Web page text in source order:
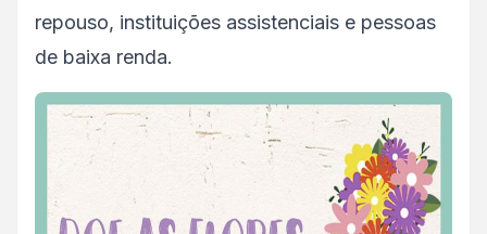
repouso, instituições assistenciais e pessoas
de baixa renda.